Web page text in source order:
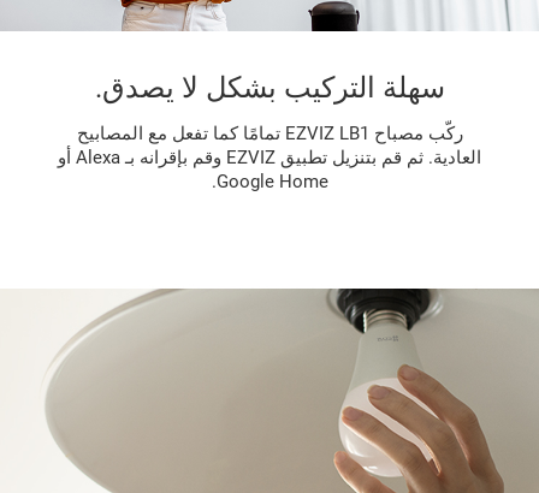
سهلة التركيب بشكل لا يصدق.
ركّب مصباح EZVIZ LB1 تمامًا كما تفعل مع المصابيح
العادية. ثم قم بتنزيل تطبيق EZVIZ وقم بإقرانه بـ Alexa أو
Google Home.